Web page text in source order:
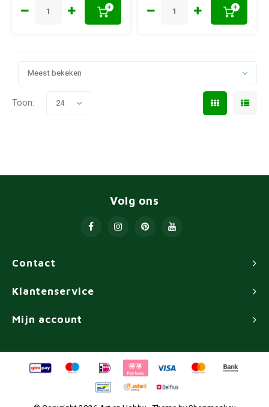
+ +
Meest bekeken
Toon: 24
Contact
Volg ons
Klantenservice
Mijn account